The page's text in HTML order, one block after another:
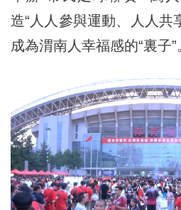
造“人人參與運動、人人共
成為渭南人幸福感的“裏子”